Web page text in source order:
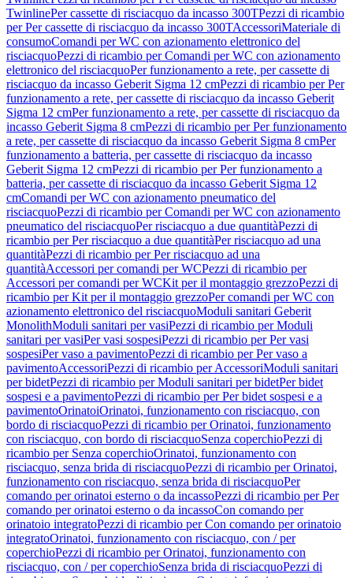
TwinlinePer cassette di risciacquo da incasso 300TPezzi di ricambio
per Per cassette di risciacquo da incasso 300TAccessoriMateriale di
consumoComandi per WC con azionamento elettronico del
risciacquoPezzi di ricambio per Comandi per WC con azionamento
elettronico del risciacquoPer funzionamento a rete, per cassette di
risciacquo da incasso Geberit Sigma 12 cmPezzi di ricambio per Per
funzionamento a rete, per cassette di risciacquo da incasso Geberit
Sigma 12 cmPer funzionamento a rete, per cassette di risciacquo da
incasso Geberit Sigma 8 cmPezzi di ricambio per Per funzionamento
a rete, per cassette di risciacquo da incasso Geberit Sigma 8 cmPer
funzionamento a batteria, per cassette di risciacquo da incasso
Geberit Sigma 12 cmPezzi di ricambio per Per funzionamento a
batteria, per cassette di risciacquo da incasso Geberit Sigma 12
cmComandi per WC con azionamento pneumatico del
risciacquoPezzi di ricambio per Comandi per WC con azionamento
pneumatico del risciacquoPer risciacquo a due quantitàPezzi di
ricambio per Per risciacquo a due quantitàPer risciacquo ad una
quantitàPezzi di ricambio per Per risciacquo ad una
quantitàAccessori per comandi per WCPezzi di ricambio per
Accessori per comandi per WCKit per il montaggio grezzoPezzi di
ricambio per Kit per il montaggio grezzoPer comandi per WC con
azionamento elettronico del risciacquoModuli sanitari Geberit
MonolithModuli sanitari per vasiPezzi di ricambio per Moduli
sanitari per vasiPer vasi sospesiPezzi di ricambio per Per vasi
sospesiPer vaso a pavimentoPezzi di ricambio per Per vaso a
pavimentoAccessoriPezzi di ricambio per AccessoriModuli sanitari
per bidetPezzi di ricambio per Moduli sanitari per bidetPer bidet
sospesi e a pavimentoPezzi di ricambio per Per bidet sospesi e a
pavimentoOrinatoiOrinatoi, funzionamento con risciacquo, con
bordo di risciacquoPezzi di ricambio per Orinatoi, funzionamento
con risciacquo, con bordo di risciacquoSenza coperchioPezzi di
ricambio per Senza coperchioOrinatoi, funzionamento con
risciacquo, senza brida di risciacquoPezzi di ricambio per Orinatoi,
funzionamento con risciacquo, senza brida di risciacquoPer
comando per orinatoi esterno o da incassoPezzi di ricambio per Per
comando per orinatoi esterno o da incassoCon comando per
orinatoio integratoPezzi di ricambio per Con comando per orinatoio
integratoOrinatoi, funzionamento con risciacquo, con / per
coperchioPezzi di ricambio per Orinatoi, funzionamento con
risciacquo, con / per coperchioSenza brida di risciacquoPezzi di